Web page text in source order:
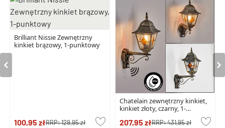
Brilliant Nissie Zewnętrzny
kinkiet brązowy, 1-punktowy
100,95 złRRP:129,95 zł
Chatelain zewnętrzny kinkiet,
kinkiet złoty, czarny, 1-
207,95 złRRP:431,95 zł